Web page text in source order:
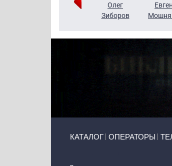
Григорий
Олег
Зиборов
КАТАЛОГ ОПЕРАТОРЫ